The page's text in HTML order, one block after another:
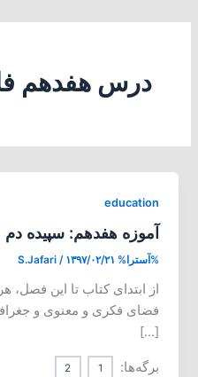
درس هفدهم
education
آموزه هفدهم: سپیده دم
%آسترا% S.Jafari / ۱۳۹۷/۰۲/۲۱
از ابتدای کتاب تا این فصل،
فضای فکری و معنوی و
[…]
برگه‌ها: 1
2